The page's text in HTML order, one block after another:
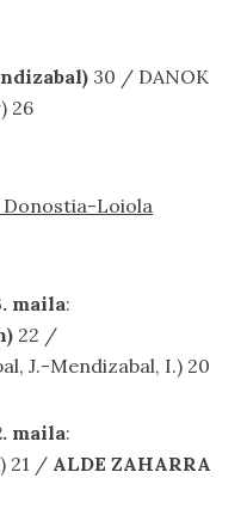
30 / DANOK
26
Donostia-Loiola
maila:
22 /
J.-Mendizabal, I.) 20
maila:
21 / ALDE ZAHARRA